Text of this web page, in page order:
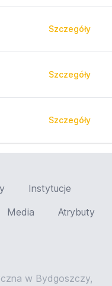
Szczegóły
Szczegóły
Szczegóły
Instytucje
Media Atrybuty
w Bydgoszczy,